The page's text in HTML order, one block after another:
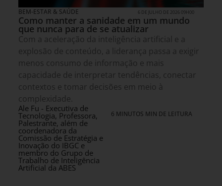
BEM-ESTAR & SAÚDE 6 DE JULHO DE 2026 09H00
Como manter a sanidade em um mundo
que nunca para de se atualizar
Com a aceleração da inteligência artificial e a
explosão de conteúdo, a liderança passa a exigir
menos consumo de informação e mais
capacidade de interpretar tendências, conectar
contextos e tomar decisões em meio à
complexidade.
Ale Fu - Executiva de
Tecnologia, Professora,
Palestrante, além de
coordenadora da
Comissão de Estratégia e
Inovação do IBGC e
membro do Grupo de
Trabalho de Inteligência
Artificial da ABES
6 MINUTOS MIN DE LEITURA